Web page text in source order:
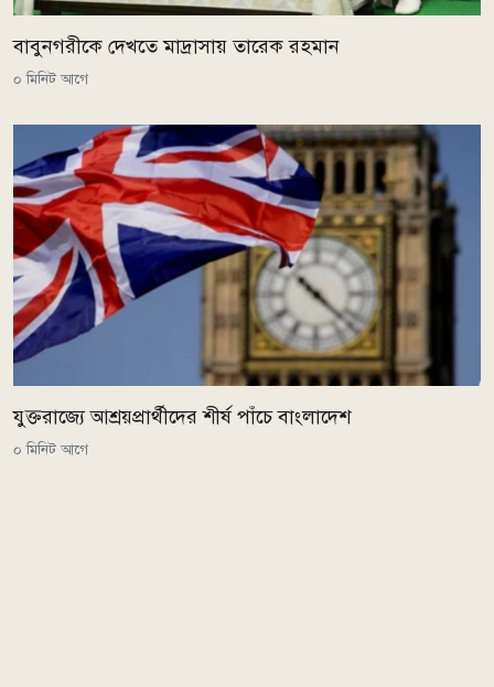
বাবুনগরীকে দেখতে মাদ্রাসায় তারেক রহমান
০ মিনিট আগে
যুক্তরাজ্যে আশ্রয়প্রার্থীদের শীর্ষ পাঁচে বাংলাদেশ
০ মিনিট আগে